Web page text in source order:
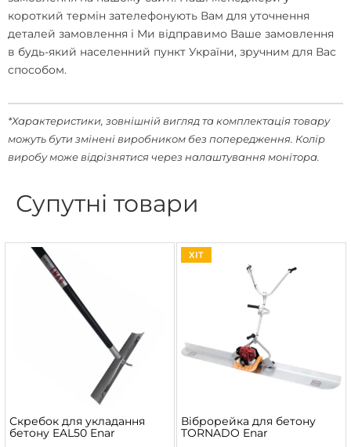
короткий термін зателефонують Вам для уточнення
деталей замовлення і Ми відправимо Ваше замовлення
в будь-який населенний пункт України, зручним для Вас
способом.
*Характеристики, зовнішній вигляд та комплектація товару
можуть бути змінені виробником без попередження. Колір
виробу може відрізнятися через налаштування монітора.
Супутні товари
Скребок для укладання
бетону EAL50 Enar
ХІТ
Віброрейка для бетону
TORNADO Enar